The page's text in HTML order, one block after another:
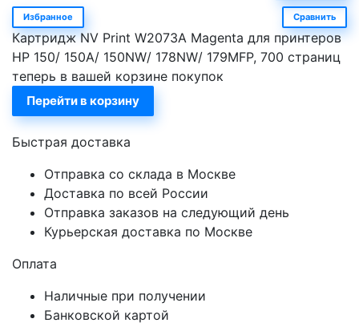
Избранное Сравнить
Картридж NV Print W2073A Magenta для принтеров
HP 150/ 150A/ 150NW/ 178NW/ 179MFP, 700 страниц
теперь в вашей корзине покупок
Перейти в корзину
Быстрая доставка
Отправка со склада в Москве
Доставка по всей России
Отправка заказов на следующий день
Курьерская доставка по Москве
Оплата
Наличные при получении
Банковской картой